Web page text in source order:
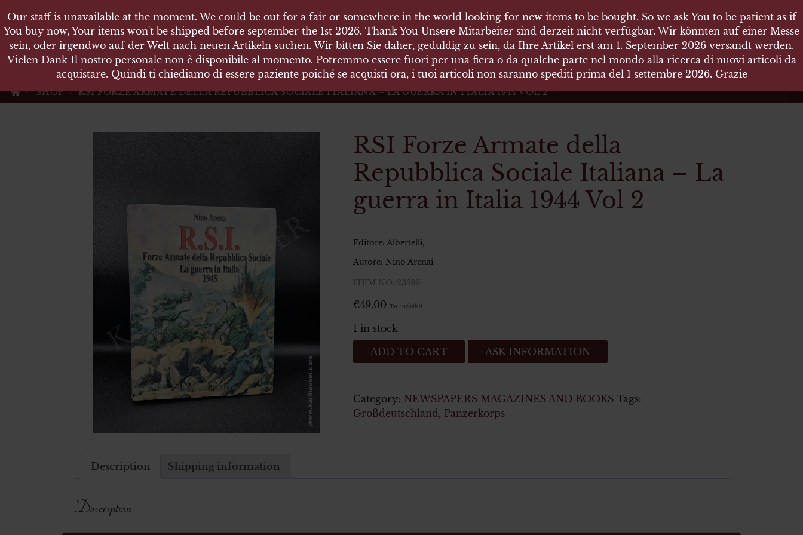
KARL HÄUSER
Militärische Antiquitäten und Waffen Vermittlung
SHOP RSI FORZE ARMATE DELLA REPUBBLICA SOCIALE ITALIANA – LA GUERRA IN ITALIA 1944 VOL 2
RSI Forze Armate della
Repubblica Sociale Italiana – La
guerra in Italia 1944 Vol 2
Editore: Albertelli,
Autore: Nino Arenai
ITEM NO.:23599
€49.00 Tax. included
1 in stock
Forze
Repubblica
Sociale
ADD TO CART ASK INFORMATION
Category: NEWSPAPERS MAGAZINES AND BOOKS Tags:
Großdeutschland, Panzerkorps
Description Shipping information
Description
Our staff is unavailable at the moment. We could be out for a fair or somewhere in the world looking for new items to be bought. So we ask You to be patient as if
You buy now, Your items won't be shipped before september the 1st 2026. Thank You Unsere Mitarbeiter sind derzeit nicht verfügbar. Wir könnten auf einer Messe
sein, oder irgendwo auf der Welt nach neuen Artikeln suchen. Wir bitten Sie daher, geduldig zu sein, da Ihre Artikel erst am 1. September 2026 versandt werden.
Vielen Dank Il nostro personale non è disponibile al momento. Potremmo essere fuori per una fiera o da qualche parte nel mondo alla ricerca di nuovi articoli da
acquistare. Quindi ti chiediamo di essere paziente poiché se acquisti ora, i tuoi articoli non saranno spediti prima del 1 settembre 2026. Grazie
Our staff is unavailable at the moment. We could be out for a fair or somewhere in the world looking for new items to be bought. So we ask You to be patient as if
You buy now, Your items won't be shipped before september the 1st 2026. Thank You Unsere Mitarbeiter sind derzeit nicht verfügbar. Wir könnten auf einer Messe
sein, oder irgendwo auf der Welt nach neuen Artikeln suchen. Wir bitten Sie daher, geduldig zu sein, da Ihre Artikel erst am 1. September 2026 versandt werden.
Vielen Dank Il nostro personale non è disponibile al momento. Potremmo essere fuori per una fiera o da qualche parte nel mondo alla ricerca di nuovi articoli da
acquistare. Quindi ti chiediamo di essere paziente poiché se acquisti ora, i tuoi articoli non saranno spediti prima del 1 settembre 2026. Grazie